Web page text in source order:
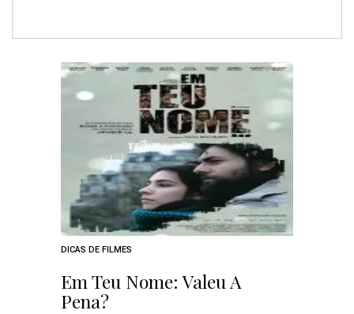
DICAS DE FILMES
Em Teu Nome: Valeu A
Pena?